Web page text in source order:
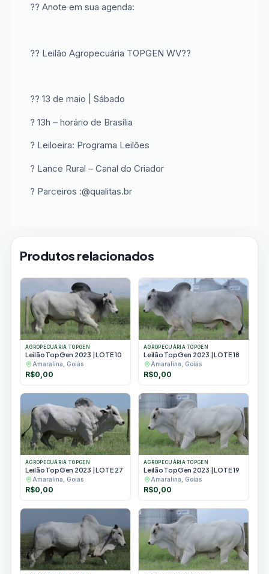
?? Anote em sua agenda:
?? Leilão Agropecuária TOPGEN WV??
?? 13 de maio | Sábado
? 13h – horário de Brasília
? Leiloeira: Programa Leilões
? Lance Rural – Canal do Criador
? Parceiros :@qualitas.br
Produtos relacionados
AGROPECUÁRIA TOPGEN
Leilão TopGen 2023 | LOTE 10
Amaralina, Goiás
R$0,00
AGROPECUÁRIA TOPGEN
Leilão TopGen 2023 | LOTE 18
Amaralina, Goiás
R$0,00
AGROPECUÁRIA TOPGEN
Leilão TopGen 2023 | LOTE 27
Amaralina, Goiás
R$0,00
AGROPECUÁRIA TOPGEN
Leilão TopGen 2023 | LOTE 19
Amaralina, Goiás
R$0,00